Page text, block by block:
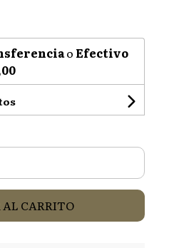
o Efectivo
AL CARRITO